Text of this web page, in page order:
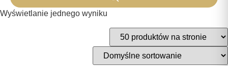
Wyświetlanie jednego wyniku